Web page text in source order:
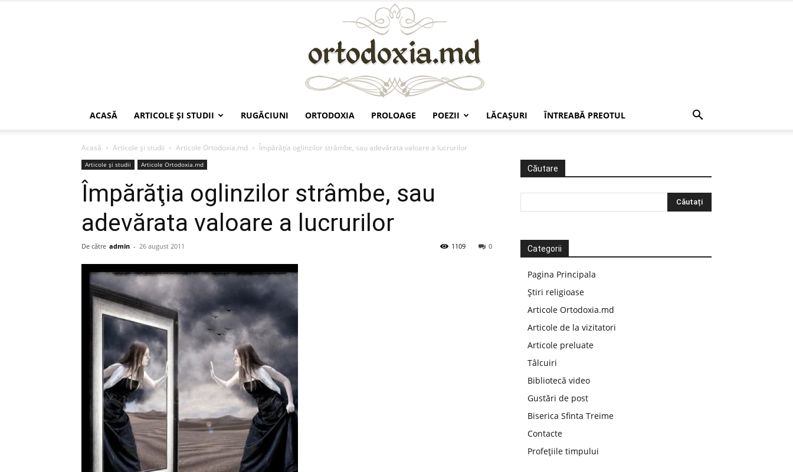
ACASĂ ARTICOLE ŞI STUDII RUGĂCIUNI ORTODOXIA PROLOAGE POEZII LĂCAŞURI ÎNTREABĂ PREOTUL
Acasă Articole şi studii Articole Ortodoxia.md Împărăţia oglinzilor strâmbe, sau adevărata valoare a lucrurilor
Articole şi studii Articole Ortodoxia.md
Împărăţia oglinzilor strâmbe, sau
adevărata valoare a lucrurilor
De către admin - 26 august 2011 0
1109
Căutare
Categorii
Pagina Principala
Știri religioase
Articole Ortodoxia.md
Articole de la vizitatori
Articole preluate
Tâlcuiri
Bibliotecă video
Gustări de post
Biserica Sfinta Treime
Contacte
Profețiile timpului